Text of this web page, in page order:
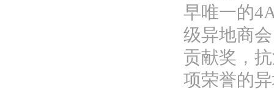
早唯一的
级异地商
贡献奖，
项荣誉的